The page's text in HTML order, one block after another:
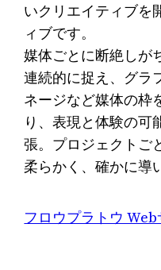
いクリエイティブを
ィブです。
媒体ごとに断絶しが
連続的に捉え、グラ
ネージなど媒体の枠
り、表現と体験の可
張。プロジェクトご
柔らかく、確かに導
フロウプラトウ Web